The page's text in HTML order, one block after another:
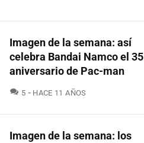
Imagen de la semana: así
celebra Bandai Namco el 35
aniversario de Pac-man
5 COMENTARIOS
HACE 11 AÑOS
Imagen de la semana: los